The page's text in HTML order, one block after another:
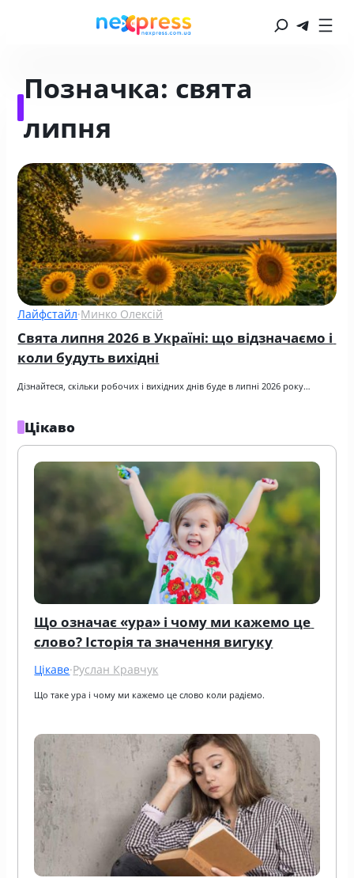
Позначка: свята
липня
Лайфстайл·Минко Олексій
Свята липня 2026 в Україні: що відзначаємо і
коли будуть вихідні
Дізнайтеся, скільки робочих і вихідних днів буде в липні 2026 року…
Цікаво
Що означає «ура» і чому ми кажемо це
слово? Історія та значення вигуку
Цікаве·Руслан Кравчук
Що таке ура і чому ми кажемо це слово коли радіємо.